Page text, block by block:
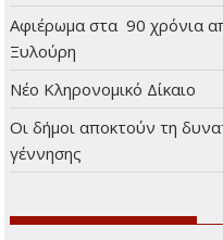
Αφιέρωμα στα 90 χρόνια
Ξυλούρη
Νέο Κληρονομικό Δίκαιο
Οι δήμοι αποκτούν τη
γέννησης